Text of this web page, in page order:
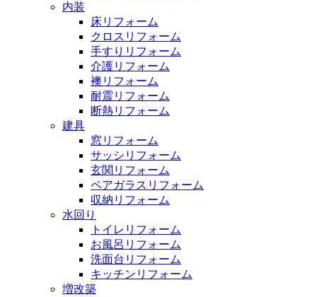
内装
床リフォーム
クロスリフォーム
手すりリフォーム
介護リフォーム
襖リフォーム
耐震リフォーム
断熱リフォーム
建具
窓リフォーム
サッシリフォーム
玄関リフォーム
ペアガラスリフォーム
収納リフォーム
水回り
トイレリフォーム
お風呂リフォーム
洗面台リフォーム
キッチンリフォーム
増改築